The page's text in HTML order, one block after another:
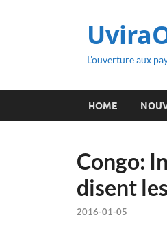
L’ouverture aux
HOME
Congo:
disent
2016-01-05